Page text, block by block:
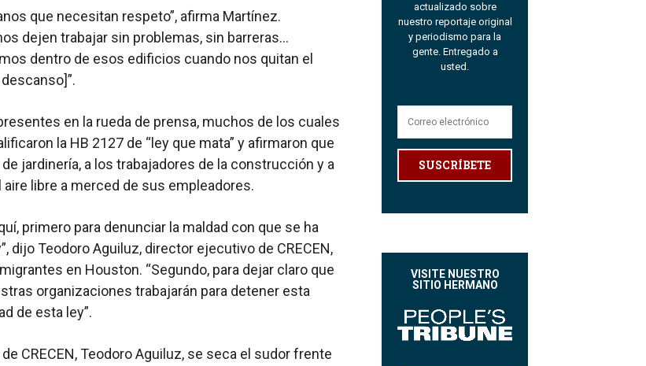
que necesitan respeto”, afirma Martínez.
dejen trabajar sin problemas, sin barreras…
dentro de esos edificios cuando nos quitan el
en la rueda de prensa, muchos de los cuales
la HB 2127 de “ley que mata” y afirmaron que
jardinería, a los trabajadores de la construcción y a
aire libre a merced de sus empleadores.
primero para denunciar la maldad con que se ha
dijo Teodoro Aguiluz, director ejecutivo de CRECEN,
en Houston. “Segundo, para dejar claro que
organizaciones trabajarán para detener esta
de esta ley”.
CRECEN, Teodoro Aguiluz, se seca el sudor frente
actualizado sobre
nuestro reportaje original
y periodismo para la
gente. Entregado a
usted.
SUSCRÍBETE
VISITE NUESTRO
SITIO HERMANO